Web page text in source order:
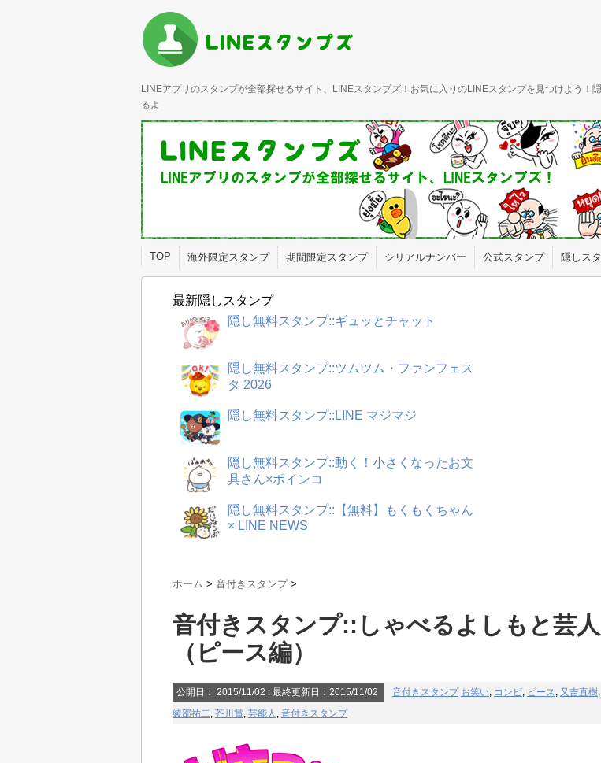
LINEアプリのスタンプが全部探せるサイト、LINEスタンプズ！お気に入りのLINEスタンプを見つけよう
るよ
TOP 海外限定スタンプ 期間限定スタンプ シリアルナンバー 公式スタンプ 隠しス
最新隠しスタンプ
隠し無料スタンプ::ギュッとチャット
隠し無料スタンプ::ツムツム・ファンフェス
タ 2026
隠し無料スタンプ::LINE マジマジ
隠し無料スタンプ::動く！小さくなったお文
具さん×ポインコ
隠し無料スタンプ::【無料】もくもくちゃん
× LINE NEWS
ホーム > 音付きスタンプ >
音付きスタンプ::しゃべるよしもと芸人
（ピース編）
公開日： 2015/11/02 : 最終更新日：2015/11/02 音付きスタンプ お笑い, コンビ, ピース, 又吉直樹,
綾部祐二, 芥川賞, 芸能人 , 音付きスタンプ